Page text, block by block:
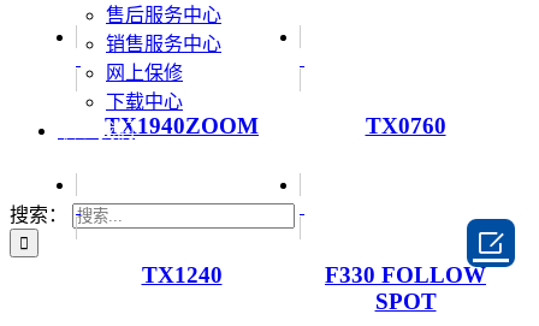
售后服务中心
销售服务中心
网上保修
下载中心
联系我们
搜索：
TX1940ZOOM TX0760
TX1240
F330 FOLLOW
SPOT
